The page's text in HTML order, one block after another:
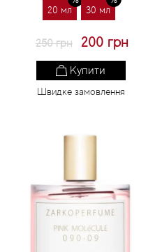
20 мл 30 мл
250 грн 200 грн
Купити
Швидке замовлення